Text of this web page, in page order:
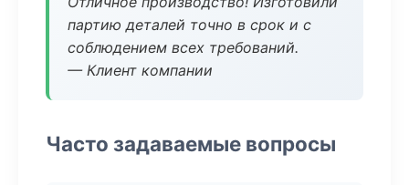
партию деталей точно в срок и с
соблюдением всех требований.
— Клиент компании
Часто задаваемые вопросы